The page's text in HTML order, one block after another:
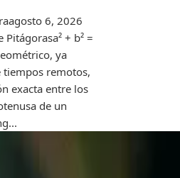
agosto 6, 2026
Pitágorasa² + b² =
ya
tiempos remotos,
exacta entre los
de un